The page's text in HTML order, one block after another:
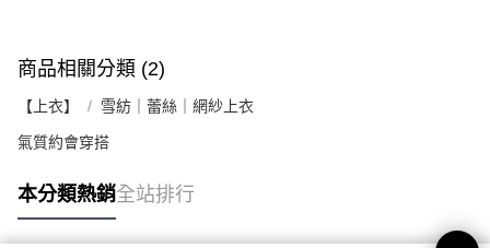
商品相關分類 (2)
【上衣】 雪紡｜蕾絲｜網紗上衣
氣質約會穿搭
本分類熱銷全站排行